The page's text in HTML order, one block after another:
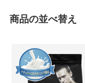
商品の並べ替え